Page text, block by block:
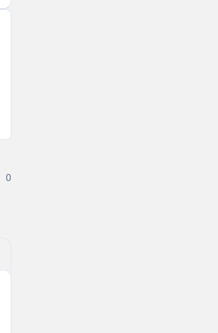
0